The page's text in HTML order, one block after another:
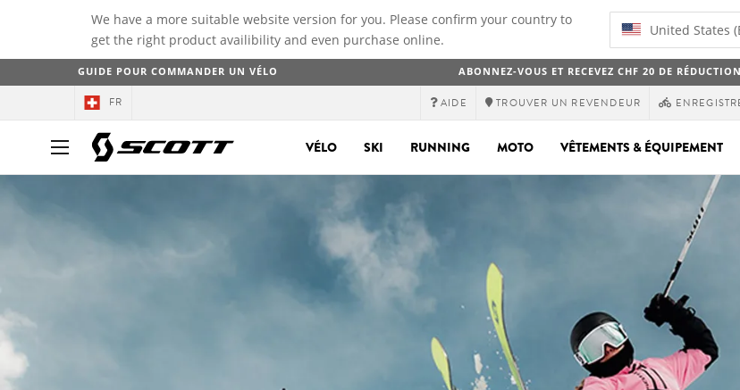
We have a more suitable website version for you. Please confirm your country to
get the right product availibility and even purchase online.
United States
GUIDE POUR COMMANDER UN VÉLO ABONNEZ-VOUS ET RECEVEZ CHF 20 DE RÉDUCTION
FR AIDE TROUVER UN REVENDEUR
VÉLO SKI RUNNING MOTO VÊTEMENTS & ÉQUIPEMENT